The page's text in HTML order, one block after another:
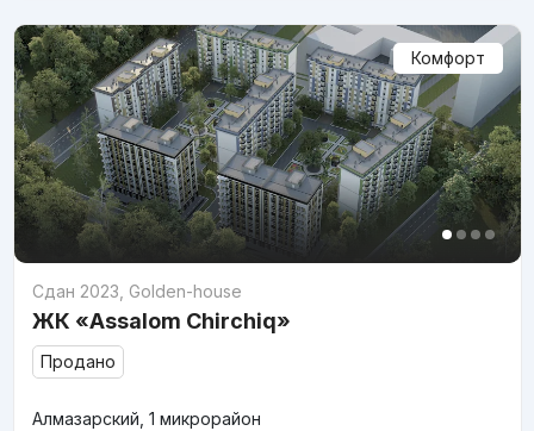
Комфорт
Сдан 2023 Golden-house
ЖК «Assalom Chirchiq»
Продано
Алмазарский, 1 микрорайон